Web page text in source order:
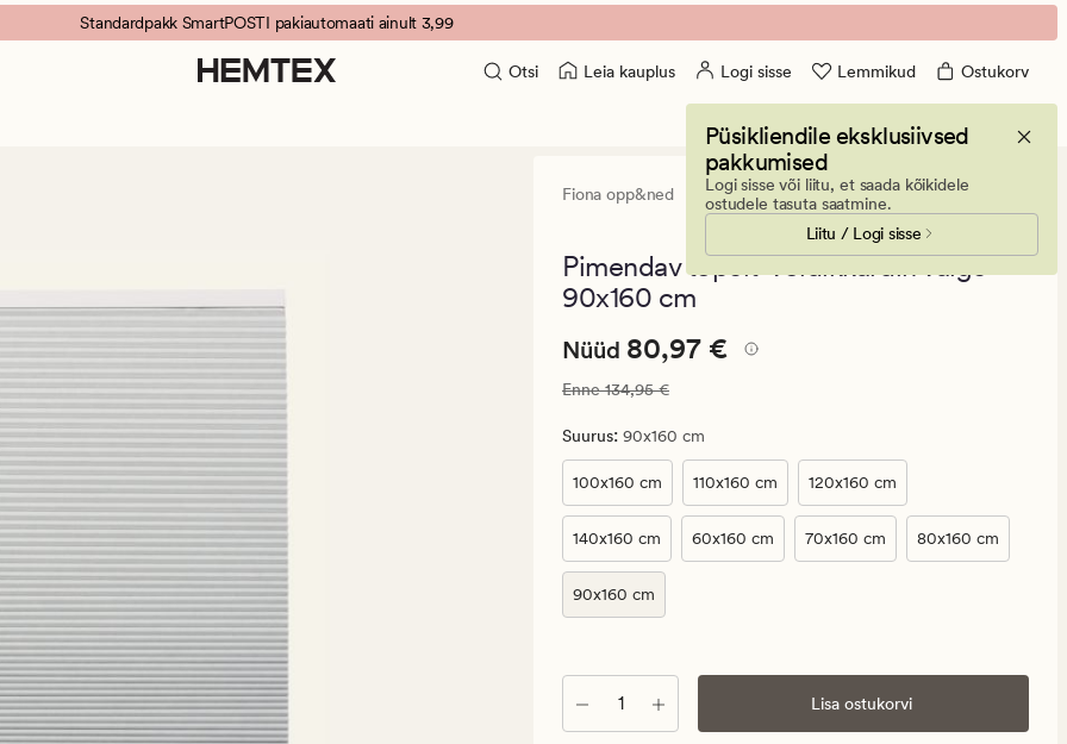
Standardpakk SmartPOSTI pakiautomaati ainult 3,99
Otsi Leia kauplus Logi sisse Lemmikud Ostukorv
Püsikliendile eksklusiivsed
pakkumised
Logi sisse või liitu, et saada kõikidele
ostudele tasuta saatmine.
Liitu / Logi sisse
Fiona opp&ned
arvustust
hinnanguga
3.5
3.5
Pimendav topelt-voldikkardin valge -
90x160 cm
Nåværende
80,97
€.
Vanlig
pris_ee
134,95
€
Nåværende pris_ee
Nüüd 80,97 €
Vanlig pris_ee 134,95 €
Enne134,95 €
Suurus: 90x160 cm
100x160 cm 110x160 cm 120x160 cm
140x160 cm 60x160 cm 70x160 cm 80x160 cm
90x160 cm
Kogus Lisa ostukorvi